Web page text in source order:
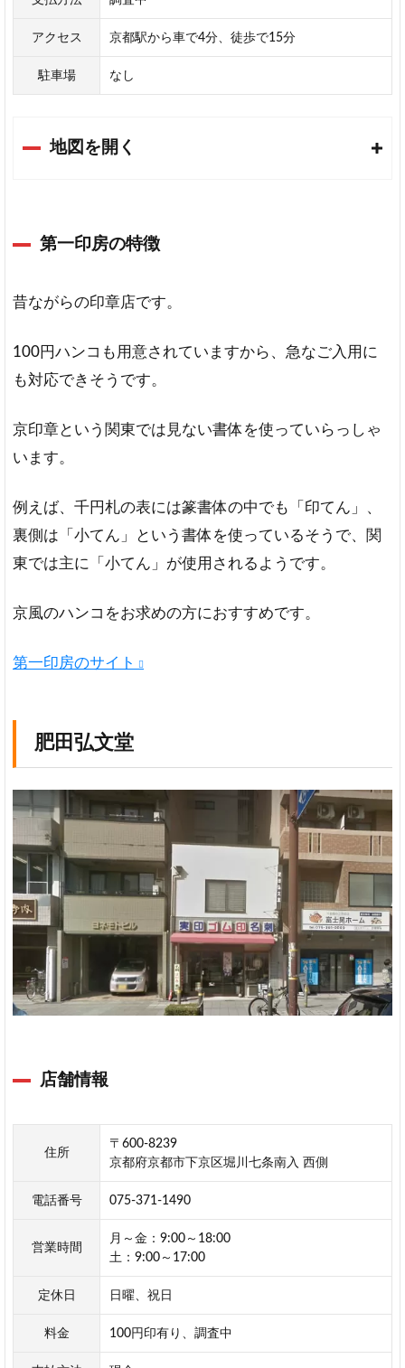
アクセス 京都駅から車で4分、徒歩で15分
駐車場 なし
地図を開く
第一印房の特徴
昔ながらの印章店です。
100円ハンコも用意されていますから、急なご入用に
も対応できそうです。
京印章という関東では見ない書体を使っていらっしゃ
います。
例えば、千円札の表には篆書体の中でも「印てん」、
裏側は「小てん」という書体を使っているそうで、関
東では主に「小てん」が使用されるようです。
京風のハンコをお求めの方におすすめです。
第一印房のサイト
肥田弘文堂
店舗情報
住所
〒600-8239
京都府京都市下京区堀川七条南入 西側
電話番号 075-371-1490
営業時間
月～金：9:00～18:00
土：9:00～17:00
定休日 日曜、祝日
料金 100円印有り、調査中